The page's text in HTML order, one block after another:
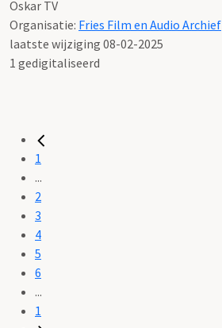
Oskar TV
Organisatie: Fries Film en Audio Archief
laatste wijziging 08-02-2025
1 gedigitaliseerd
1
...
2
3
4
5
6
...
1